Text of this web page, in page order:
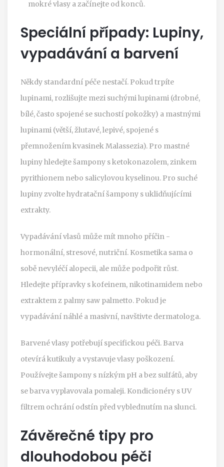
mokré vlasy a začínejte od konců.
Speciální případy: Lupiny,
vypadávání a barvení
Někdy standardní péče nestačí. Pokud trpíte
lupinami, rozlišujte mezi suchými lupinami (drobné,
bílé, často spojené se suchostí pokožky) a mastnými
lupinami (větší, žlutavé, lepivé, spojené s
přemnožením kvasinek Malassezia). Pro mastné
lupiny hledejte šampony s ketokonazolem, zinkem
pyrithionem nebo salicylovou kyselinou. Pro suché
lupiny zvolte hydratační šampony s uklidňujícími
extrakty.
Vypadávání vlasů může mít mnoho příčin -
hormonální, stresové, nutriční. Kosmetika sama o
sobě nevyléčí alopecii, ale může podpořit růst.
Hledejte přípravky s kofeinem, nikotinamidem nebo
extraktem z palmy saw palmetto. Pokud je
vypadávání náhlé a masivní, navštivte dermatologa.
Barvené vlasy potřebují specifickou péči. Barva
otevírá kutikuly a vystavuje vlasy poškození.
Používejte šampony s nízkým pH a bez sulfátů, aby
se barva vyplavovala pomaleji. Kondicionéry s UV
filtrem ochrání odstín před vyblednutím na slunci.
Závěrečné tipy pro
dlouhodobou péči